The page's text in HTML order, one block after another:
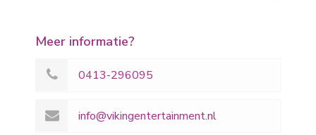
Meer informatie?
0413-296095
info@vikingentertainment.nl